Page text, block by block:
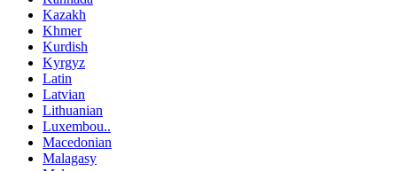
Kazakh
Khmer
Kurdish
Kyrgyz
Latin
Latvian
Lithuanian
Luxembou..
Macedonian
Malagasy